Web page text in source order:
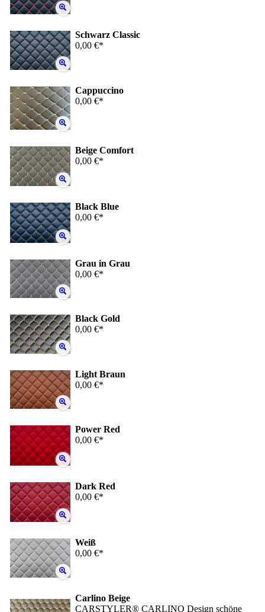
Schwarz Classic
0,00 €*
Cappuccino
0,00 €*
Beige Comfort
0,00 €*
Black Blue
0,00 €*
Grau in Grau
0,00 €*
Black Gold
0,00 €*
Light Braun
0,00 €*
Power Red
0,00 €*
Dark Red
0,00 €*
Weiß
0,00 €*
Carlino Beige
CARSTYLER® CARLINO Design schöne